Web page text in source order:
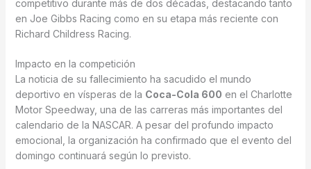
competitivo durante más de dos décadas, destacando tanto
en Joe Gibbs Racing como en su etapa más reciente con
Richard Childress Racing.
Impacto en la competición
La noticia de su fallecimiento ha sacudido el mundo
deportivo en vísperas de la Coca-Cola 600 en el Charlotte
Motor Speedway, una de las carreras más importantes del
calendario de la NASCAR. A pesar del profundo impacto
emocional, la organización ha confirmado que el evento del
domingo continuará según lo previsto.